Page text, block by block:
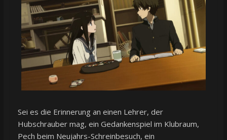
Sei es die Erinnerung an einen Lehrer, der
Hubschrauber mag, ein Gedankenspiel im Klubraum,
Pech beim Neujahrs-Schreinbesuch, ein